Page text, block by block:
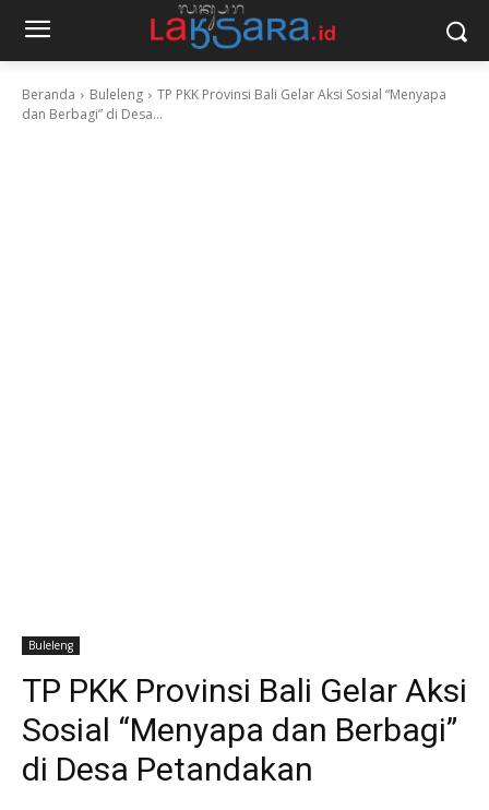
Beranda Buleleng
TP PKK Provinsi Bali Gelar Aksi Sosial “Menyapa
dan Berbagi” di Desa...
Buleleng
TP PKK Provinsi Bali Gelar Aksi
Sosial “Menyapa dan Berbagi”
di Desa Petandakan